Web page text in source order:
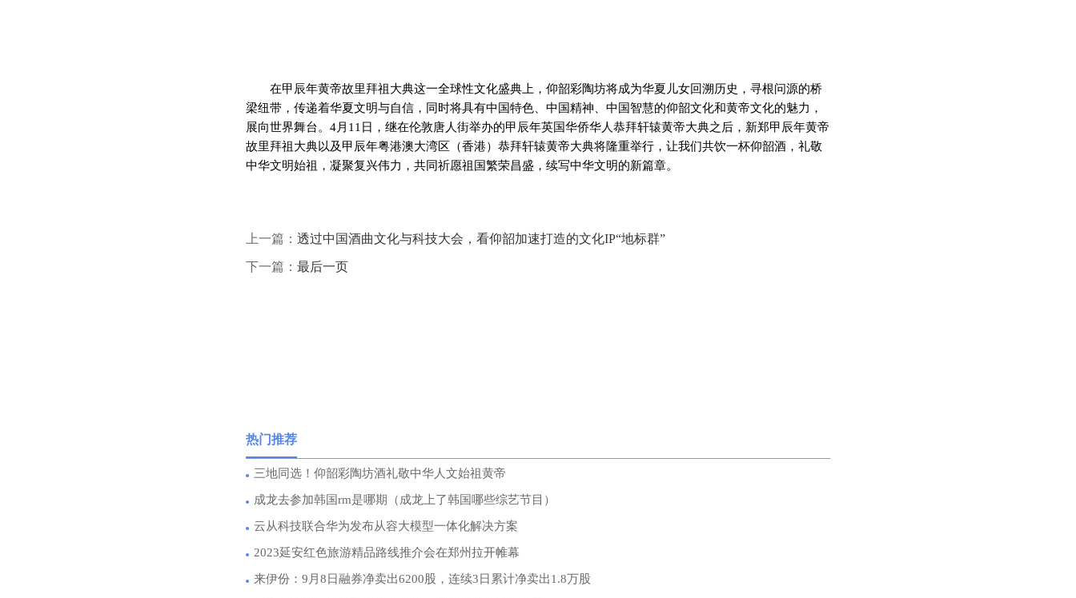
在甲辰年黄帝故里拜祖大典这一全球性文化盛典上，仰韶彩陶坊将成为华夏儿女回溯历史，寻根问源的桥
梁纽带，传递着华夏文明与自信，同时将具有中国特色、中国精神、中国智慧的仰韶文化和黄帝文化的魅力，
展向世界舞台。4月11日，继在伦敦唐人街举办的甲辰年英国华侨华人恭拜轩辕黄帝大典之后，新郑甲辰年黄帝
故里拜祖大典以及甲辰年粤港澳大湾区（香港）恭拜轩辕黄帝大典将隆重举行，让我们共饮一杯仰韶酒，礼敬
中华文明始祖，凝聚复兴伟力，共同祈愿祖国繁荣昌盛，续写中华文明的新篇章。
上一篇： 透过中国酒曲文化与科技大会，看仰韶加速打造的文化IP“地标群”
下一篇： 最后一页
热门推荐
三地同选！仰韶彩陶坊酒礼敬中华人文始祖黄帝
成龙去参加韩国rm是哪期（成龙上了韩国哪些综艺节目）
云从科技联合华为发布从容大模型一体化解决方案
2023延安红色旅游精品路线推介会在郑州拉开帷幕
来伊份：9月8日融券净卖出6200股，连续3日累计净卖出1.8万股